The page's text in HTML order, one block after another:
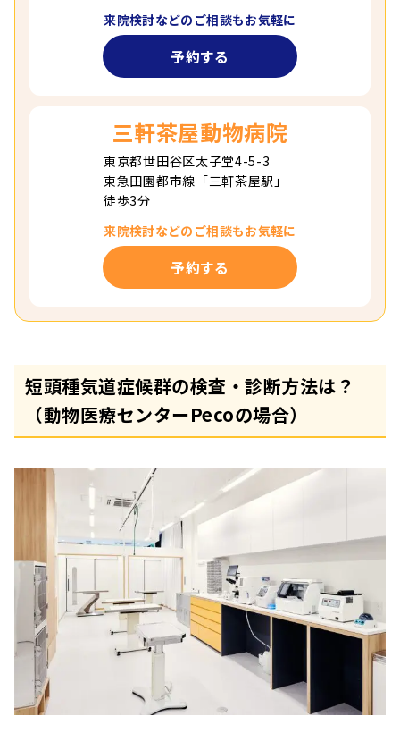
来院検討などの ご相談もお気軽に
予約する
三軒茶屋動物病院
東京都世田谷区太子堂4-5-3
東急田園都市線「三軒茶屋駅」
徒歩3分
来院検討などの ご相談もお気軽に
予約する
短頭種気道症候群の検査・診断方法は？
（動物医療センターPecoの場合）